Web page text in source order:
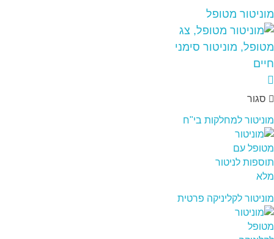
מוניטור מטופל
סגור
מוניטור למחלקות בי"ח
מוניטור לקליניקה פרטית